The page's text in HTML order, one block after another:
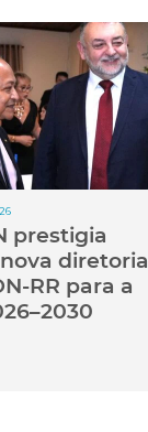
prestigia
diretoria
RR para a